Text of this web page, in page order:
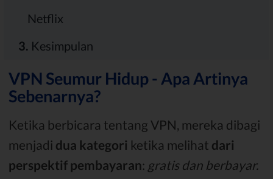
Netflix
3. Kesimpulan
VPN Seumur Hidup - Apa Artinya
Sebenarnya?
Ketika berbicara tentang VPN, mereka dibagi
menjadi dua kategori ketika melihat dari
perspektif pembayaran: gratis dan berbayar.